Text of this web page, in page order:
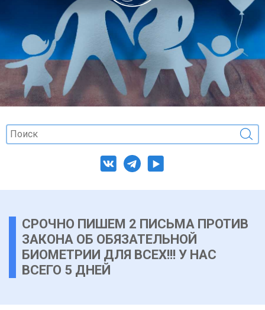
СРОЧНО ПИШЕМ 2 ПИСЬМА ПРОТИВ
ЗАКОНА ОБ ОБЯЗАТЕЛЬНОЙ
БИОМЕТРИИ ДЛЯ ВСЕХ!!! У НАС
ВСЕГО 5 ДНЕЙ